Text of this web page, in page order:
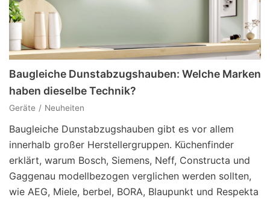
Baugleiche Dunstabzugshauben: Welche Marken
haben dieselbe Technik?
Geräte Neuheiten
Baugleiche Dunstabzugshauben gibt es vor allem
innerhalb großer Herstellergruppen. Küchenfinder
erklärt, warum Bosch, Siemens, Neff, Constructa und
Gaggenau modellbezogen verglichen werden sollten,
wie AEG, Miele, berbel, BORA, Blaupunkt und Respekta